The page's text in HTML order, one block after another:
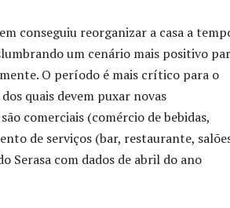
reorganizar a casa a
um cenário mais positivo
O período é mais crítico para o
quais devem puxar novas
comerciais (comércio de bebidas,
de serviços (bar, restaurante,
Serasa com dados de abril do ano